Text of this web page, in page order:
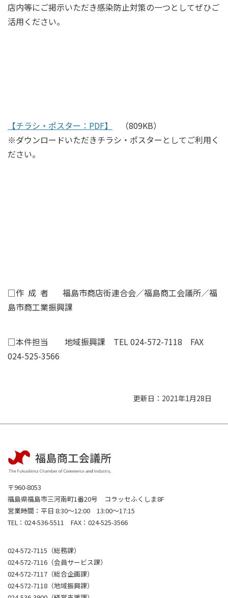
店内等にご掲示いただき感染防止対策の一つとしてぜひご
活用ください。
【チラシ・ポスター：PDF】
（809KB）
※ダウンロードいただきチラシ・ポスターとしてご利用く
ださい。
□作 成 者 福島市商店街連合会／福島商工会議所／福
島市商工業振興課
□本件担当 地域振興課 TEL 024-572-7118 FAX
024-525-3566
更新日：2021年1月28日
〒960-8053
福島県福島市三河南町1番20号 コラッセふくしま8F
営業時間：平日 8:30～12:00 13:00～17:15
TEL：024-536-5511 FAX：024-525-3566
024-572-7115（総務課）
024-572-7116（会員サービス課）
024-572-7117（総合企画課）
024-572-7118（地域振興課）